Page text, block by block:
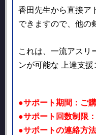
香田先生から直接ア
できますので、他の
これは、一流アスリ
ンが可能な 上達支援
●サポート期間：ご
●サポート回数制限
●サポートの連絡方